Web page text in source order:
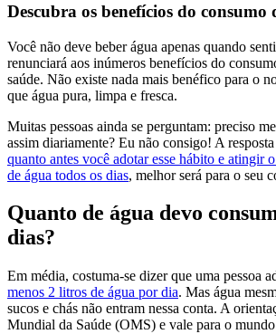
Descubra os benefícios do consumo
Você não deve beber água apenas quando
renunciará aos inúmeros benefícios do
saúde. Não existe nada mais benéfico para o
que água pura, limpa e fresca.
Muitas pessoas ainda se perguntam: preciso
assim diariamente? Eu não consigo! A
quanto antes você adotar esse hábito e atingir
de água todos os dias, melhor será para o seu
Quanto de água devo
dias?
Em média, costuma-se dizer que uma pessoa
menos 2 litros de água por dia. Mas água
sucos e chás não entram nessa conta. A
Mundial da Saúde (OMS) e vale para o